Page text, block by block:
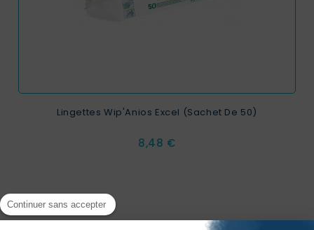
Lingettes Wip'Anios Excel (sachet De 50)
Prix
8,48 €
Continuer sans accepter